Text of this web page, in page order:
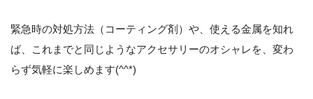
緊急時の対処方法（コーティング剤）や、使える金属を知れ
ば、これまでと同じようなアクセサリーのオシャレを、変わ
らず気軽に楽しめます(^^*)